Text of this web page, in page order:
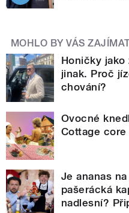
MOHLO BY VÁS
Honičky jako
jinak. Proč
chování?
Ovocné
Cottage
Je ananas
pašerácká
nadlesní?